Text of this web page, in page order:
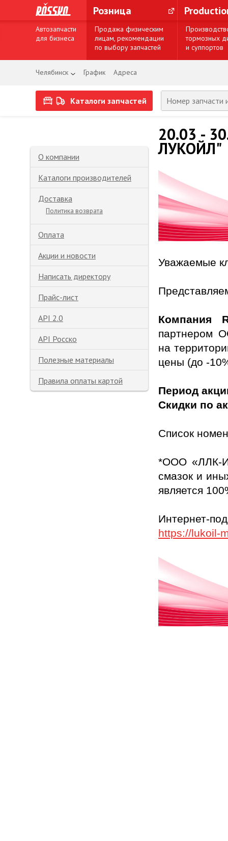
Розница
Автозапчасти
для бизнеса
Продажа физическим
лицам, рекомендации
по выбору запчастей
тормозных
и суппортов
Челябинск График Адреса
Каталоги запчастей
О компании
Каталоги производителей
Доставка
Политика возврата
Оплата
Акции и новости
Написать директору
Прайс-лист
API 2.0
API Росско
Полезные материалы
Правила оплаты картой
20.03 -
ЛУКОЙЛ"
Уважаемые
Компания
партнером
на
цены (до -
Период
Скидки по
Список
*ООО «ЛЛК-
смазок и
является
Интернет-
https://lukoil-